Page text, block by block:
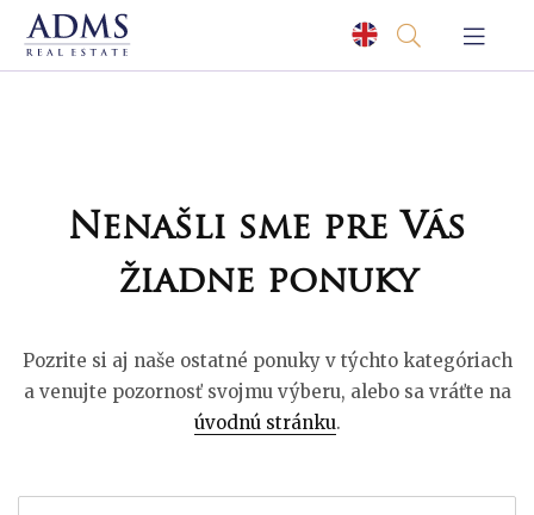
Nenašli sme pre Vás
žiadne ponuky
Pozrite si aj naše ostatné ponuky v týchto kategóriach
a venujte pozornosť svojmu výberu, alebo sa vráťte na
úvodnú stránku.